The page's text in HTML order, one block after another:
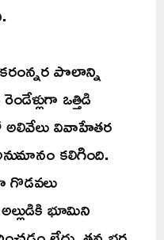
పొలాన్ని
ఒత్తిడి
అలివేలు వివాహేతర
కలిగింది.
గొడవలు
భూమిని